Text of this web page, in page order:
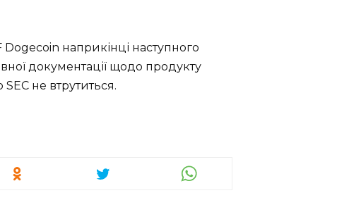
наприкінці наступного
документації щодо продукту
не втрутиться.